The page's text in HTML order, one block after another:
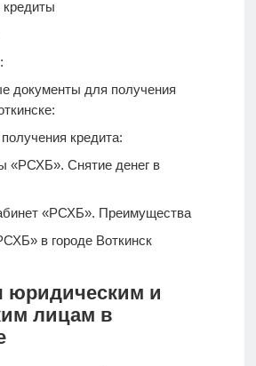
документы для получения
кредита:
«РСХБ». Снятие денег в
«РСХБ». Преимущества
в городе Воткинск
юридическим и
лицам в